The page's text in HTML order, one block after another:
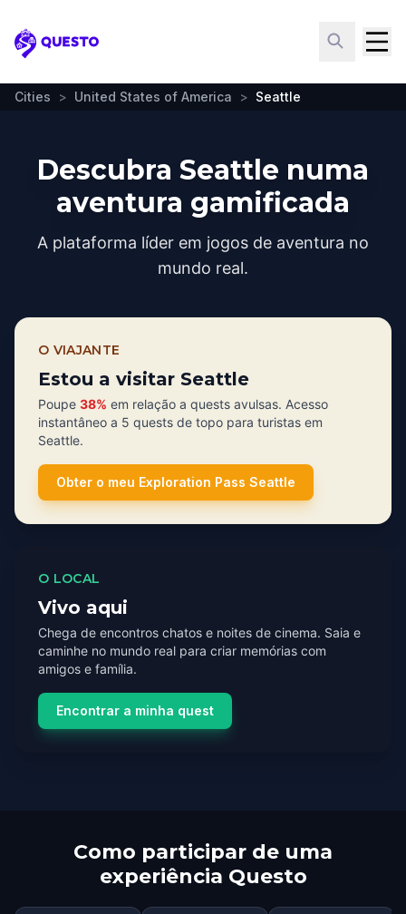
Questo
Cities > United States of America > Seattle
Descubra Seattle numa
aventura gamificada
A plataforma líder em jogos de aventura no
mundo real.
O VIAJANTE
Estou a visitar Seattle
Poupe 38% em relação a quests avulsas. Acesso
instantâneo a 5 quests de topo para turistas em
Seattle.
Obter o meu Exploration Pass Seattle
O LOCAL
Vivo aqui
Chega de encontros chatos e noites de cinema. Saia e
caminhe no mundo real para criar memórias com
amigos e família.
Encontrar a minha quest
Como participar de uma
experiência Questo